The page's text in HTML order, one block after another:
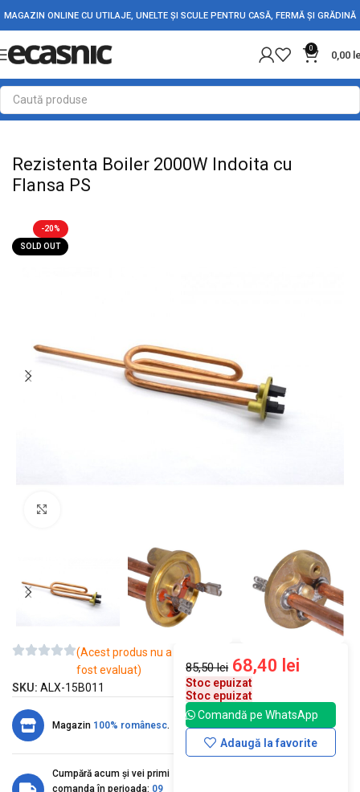
MAGAZIN ONLINE CU UTILAJE, UNELTE ȘI SCULE PENTRU CASĂ, FERMĂ ȘI GRĂDINĂ
0
0,00
Prima pagină Casă Rezistente Electrice Rezistente de Boilere
Rezistenta Boiler 2000W Indoita cu
Flansa PS
-20%
SOLD OUT
(Acest produs nu a
fost evaluat)
SKU: ALX-15B011
Magazin 100% românesc.
Cumpără acum și vei primi
comanda în perioada: 09
85,50lei 68,40 lei
Stoc epuizat
Stoc epuizat
Comandă pe WhatsApp
Adaugă la favorite